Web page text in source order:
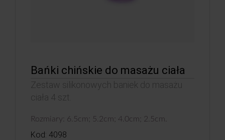
Bańki chińskie do masażu ciała
Zestaw silikonowych baniek do masażu
ciała 4 szt.
Rozmiary: 6.5cm; 5.2cm; 4.0cm; 2.5cm.
Kod: 4098